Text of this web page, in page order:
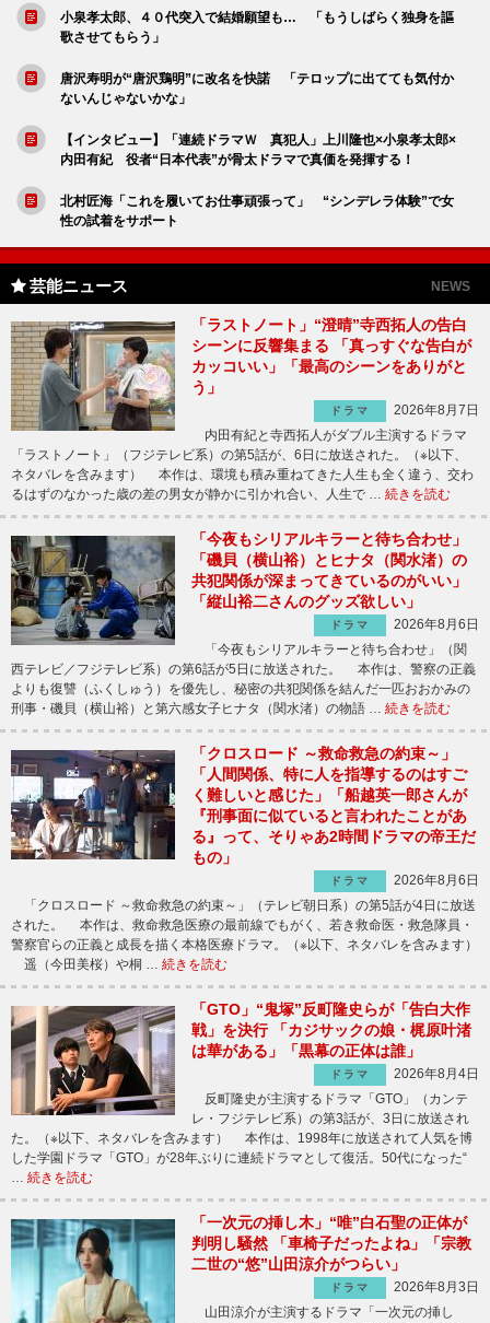
小泉孝太郎、４０代突入で結婚願望も… 「もうしばらく独身を謳
歌させてもらう」
唐沢寿明が“唐沢鶏明”に改名を快諾 「テロップに出てても気付か
ないんじゃないかな」
【インタビュー】「連続ドラマＷ 真犯人」上川隆也×小泉孝太郎×
内田有紀 役者“日本代表”が骨太ドラマで真価を発揮する！
北村匠海「これを履いてお仕事頑張って」 “シンデレラ体験”で女
性の試着をサポート
芸能ニュース NEWS
「ラストノート」“澄晴”寺西拓人の告白
シーンに反響集まる 「真っすぐな告白が
カッコいい」「最高のシーンをありがと
う」
ドラマ
2026年8月7日
内田有紀と寺西拓人がダブル主演するドラマ
「ラストノート」（フジテレビ系）の第5話が、6日に放送された。（※以下、
ネタバレを含みます） 本作は、環境も積み重ねてきた人生も全く違う、交わ
るはずのなかった歳の差の男女が静かに引かれ合い、人生で … 続きを読む
「今夜もシリアルキラーと待ち合わせ」
「磯貝（横山裕）とヒナタ（関水渚）の
共犯関係が深まってきているのがいい」
「縦山裕二さんのグッズ欲しい」
ドラマ
2026年8月6日
「今夜もシリアルキラーと待ち合わせ」（関
西テレビ／フジテレビ系）の第6話が5日に放送された。 本作は、警察の正義
よりも復讐（ふくしゅう）を優先し、秘密の共犯関係を結んだ一匹おおかみの
刑事・磯貝（横山裕）と第六感女子ヒナタ（関水渚）の物語 … 続きを読む
「クロスロード ～救命救急の約束～」
「人間関係、特に人を指導するのはすご
く難しいと感じた」「船越英一郎さんが
『刑事面に似ていると言われたことがあ
る』って、そりゃあ2時間ドラマの帝王だ
もの」
ドラマ
2026年8月6日
「クロスロード ～救命救急の約束～」（テレビ朝日系）の第5話が4日に放送
された。 本作は、救命救急医療の最前線でもがく、若き救命医・救急隊員・
警察官らの正義と成長を描く本格医療ドラマ。（※以下、ネタバレを含みます）
遥（今田美桜）や桐 … 続きを読む
「GTO」“鬼塚”反町隆史らが「告白大作
戦」を決行 「カジサックの娘・梶原叶渚
は華がある」「黒幕の正体は誰」
ドラマ
2026年8月4日
反町隆史が主演するドラマ「GTO」（カンテ
レ・フジテレビ系）の第3話が、3日に放送され
た。（※以下、ネタバレを含みます） 本作は、1998年に放送されて人気を博
した学園ドラマ「GTO」が28年ぶりに連続ドラマとして復活。50代になった“
… 続きを読む
「一次元の挿し木」“唯”白石聖の正体が
判明し騒然 「車椅子だったよね」「宗教
二世の“悠”山田涼介がつらい」
ドラマ
2026年8月3日
山田涼介が主演するドラマ「一次元の挿し